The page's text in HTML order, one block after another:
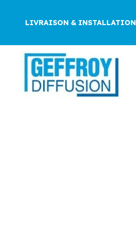
LIVRAISON & INSTALLATION